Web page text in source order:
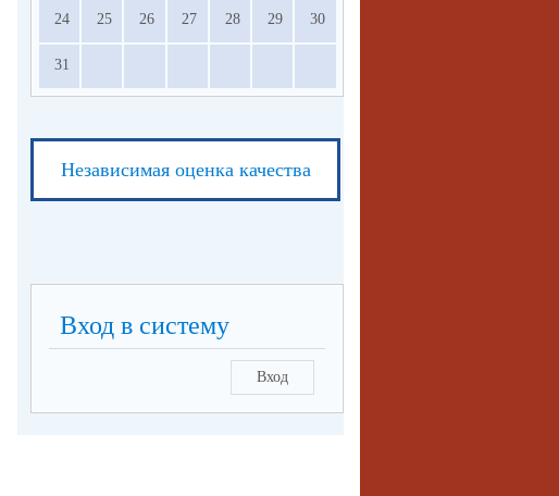
24 25 26 27 28 29 30
31
Независимая оценка качества
Вход в систему
Вход